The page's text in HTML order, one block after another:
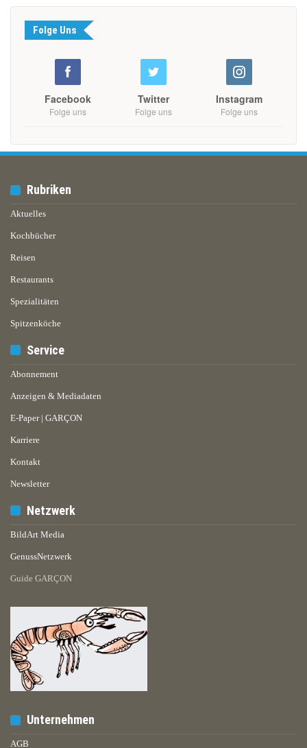
Folge Uns
Facebook
Folge uns
Twitter
Folge uns
Instagram
Folge uns
Rubriken
Aktuelles
Kochbücher
Reisen
Restaurants
Spezialitäten
Spitzenköche
Service
Abonnement
Anzeigen & Mediadaten
E-Paper | GARÇON
Karriere
Kontakt
Newsletter
Netzwerk
BildArt Media
GenussNetzwerk
Guide GARÇON
Unternehmen
AGB